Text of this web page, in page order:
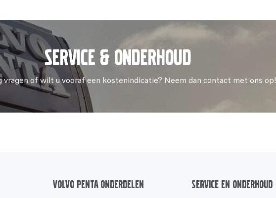
Service & onderhoud
vragen of wilt u vooraf een kostenindicatie? Neem dan contact met ons op!
Volvo Penta onderdelen Service en onderhoud